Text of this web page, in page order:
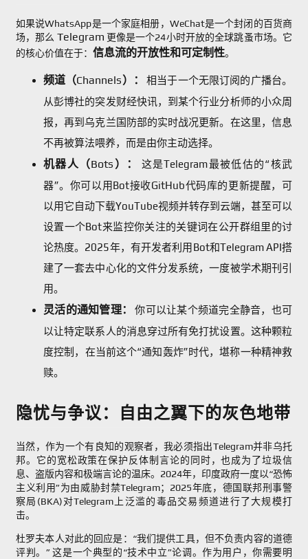
如果说WhatsApp是一个家庭相册，WeChat是一个封闭的百货商
场，那么 Telegram 更像是一个24小时开放的全球跳蚤市场。它
的核心价值在于： 信息流的开放性和可定制性。
频道（Channels）：
相当于一个无限订阅的广播台。
从彭博社的突发财经快讯，到某个行业分析师的小众周
报，再到乌克兰国防部的实时战况更新。在这里，信息
不再被算法喂养，而是由你主动选择。
机器人（Bots）：
这是Telegram最被低估的“核武
器”。你可以用Bot接收GitHub代码库的更新提醒，可
以用它自动下载YouTube视频并转存到云端，甚至可以
设置一个Bot来监控你关注的关键词在公开群组里的讨
论热度。2025年，有开发者利用Bot和Telegram API搭
建了一套去中心化的文件分发系统，一度被学术期刊引
用。
灵活的通知管理：
你可以让某个频道完全静音，也可
以让特定联系人的消息穿过所有免打扰设置。这种颗粒
度控制，在当前这个“通知轰炸”时代，堪称一种精神救
赎。
隐忧与争议：自由之翼下的灰色地带
当然，作为一个有良知的观察者，我必须指出Telegram并非乌托
邦。它的宽松政策在保护反体制言论的同时，也成为了垃圾信
息、盗版内容和极端言论的温床。2024年，印度政府一度以“恐怖
主义利用”为由威胁封禁Telegram；2025年底，德国联邦刑事警
察局(BKA)对Telegram上泛滥的毒品交易频道进行了大规模打
击。
杜罗夫本人对此的回应是：“我们提供工具，但不负责内容的道德
评判。” 这是一个典型的“技术中立”论调。作为用户，你需要明